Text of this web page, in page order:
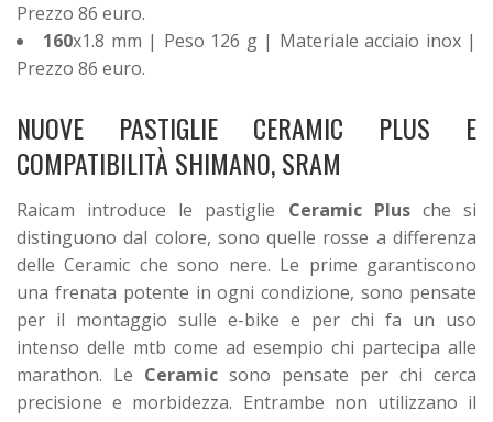
Prezzo 86 euro.
160x1.8 mm | Peso 126 g | Materiale acciaio inox |
Prezzo 86 euro.
NUOVE PASTIGLIE CERAMIC PLUS E
COMPATIBILITÀ SHIMANO, SRAM
Raicam introduce le pastiglie Ceramic Plusche si
distinguono dal colore, sono quelle rosse a differenza
delle Ceramic che sono nere. Le prime garantiscono
una frenata potente in ogni condizione, sono pensate
per il montaggio sulle e-bike e per chi fa un uso
intenso delle mtb come ad esempio chi partecipa alle
marathon. Le Ceramic sono pensate per chi cerca
precisione e morbidezza. Entrambe non utilizzano il